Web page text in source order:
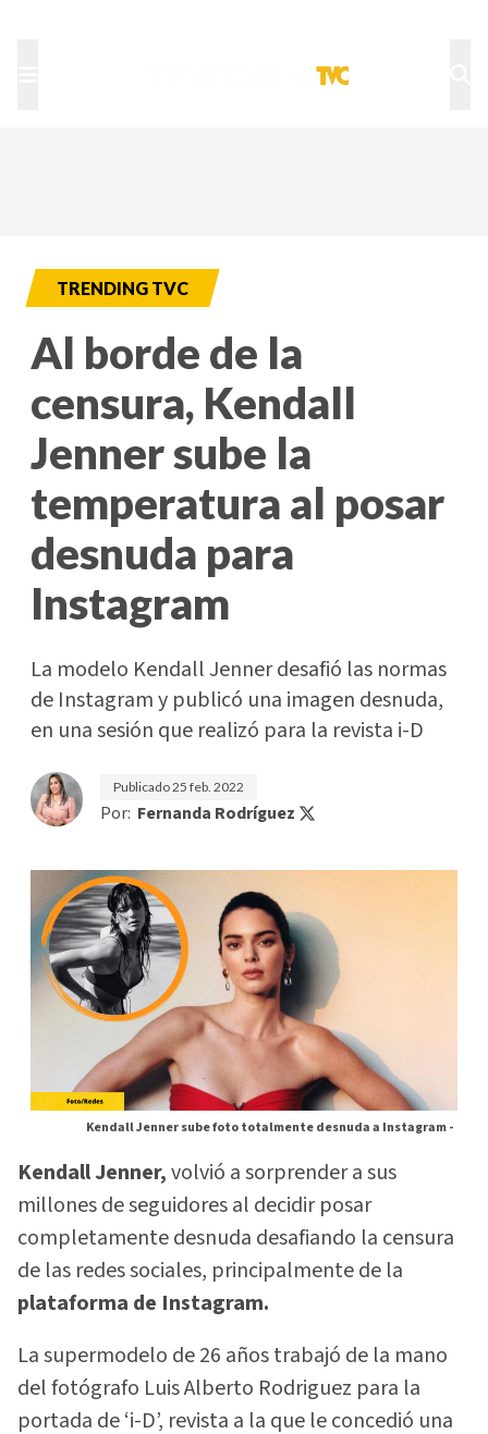
TRENDING TVC
Al borde de la
censura, Kendall
Jenner sube la
temperatura al posar
desnuda para
Instagram
La modelo Kendall Jenner desafió las normas
de Instagram y publicó una imagen desnuda,
en una sesión que realizó para la revista i-D
Publicado25 feb. 2022
Por: Fernanda Rodríguez
Kendall Jenner sube foto totalmente desnuda a Instagram -
Kendall Jenner,volvió a sorprender a sus
millones de seguidores al decidir posar
completamente desnuda desafiando la censura
de las redes sociales, principalmente de la
plataforma de Instagram.
La supermodelo de 26 años trabajó de la mano
del fotógrafo Luis Alberto Rodriguez para la
portada de ‘i-D’, revista a la que le concedió una